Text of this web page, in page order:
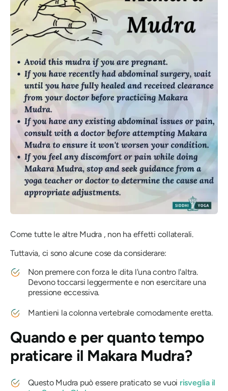
Come tutte le altre Mudra , non ha effetti collaterali.
Tuttavia, ci sono alcune cose da considerare:
Non premere con forza le dita l'una contro l'altra.
Devono toccarsi leggermente e non esercitare una
pressione eccessiva.
Mantieni la colonna vertebrale comodamente eretta.
Quando e per quanto tempo
praticare il Makara Mudra?
Questo Mudra può essere praticato se vuoi risveglia il